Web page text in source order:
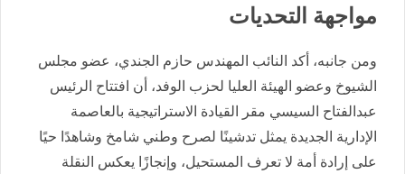
مواجهة التحديات
ومن جانبه، أكد النائب المهندس حازم الجندي، عضو مجلس
الشيوخ وعضو الهيئة العليا لحزب الوفد، أن افتتاح الرئيس
عبدالفتاح السيسي مقر القيادة الاستراتيجية بالعاصمة
الإدارية الجديدة يمثل تدشينًا لصرح وطني شامخ وشاهدًا حيًا
على إرادة أمة لا تعرف المستحيل، وإنجازًا يعكس النقلة